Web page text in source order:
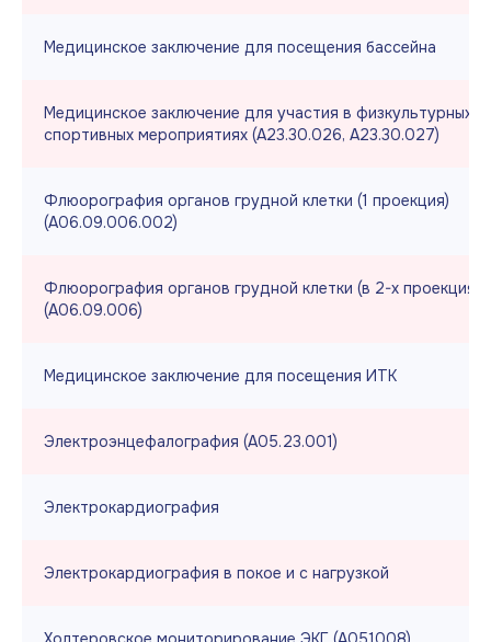
Медицинское заключение для посещения бассейна
Медицинское заключение для участия в физкультурных и
спортивных мероприятиях (А23.30.026, А23.30.027)
Флюорография органов грудной клетки (1 проекция)
(А06.09.006.002)
Флюорография органов грудной клетки (в 2-х проекциях)
(А06.09.006)
Медицинское заключение для посещения ИТК
Электроэнцефалография (А05.23.001)
Электрокардиография
Электрокардиография в покое и с нагрузкой